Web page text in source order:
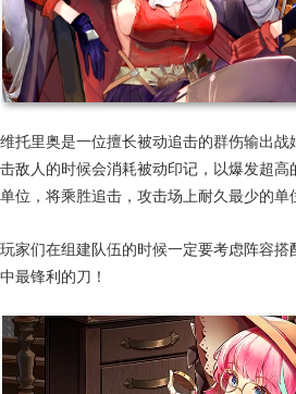
维托里奥是一位擅长被动追击的群伤输出
击敌人的时候会消耗被动印记，以爆发超
单位，将乘胜追击，攻击场上耐久最少的单
玩家们在组建队伍的时候一定要考虑阵容
中最锋利的刀！